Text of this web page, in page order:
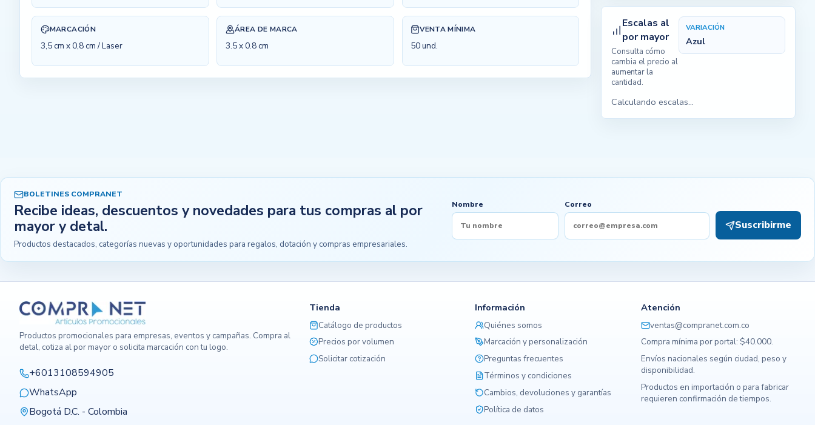
MARCACIÓN
3,5 cm x 0,8 cm / Laser
ÁREA DE MARCA
3.5 x 0.8 cm
VENTA MÍNIMA
50 und.
Escalas al
por mayor
Consulta cómo
cambia el precio al
aumentar la
cantidad.
VARIACIÓN
Azul
Calculando escalas...
BOLETINES COMPRANET
Recibe ideas, descuentos y novedades para tus compras al por
mayor y detal.
Productos destacados, categorías nuevas y oportunidades para regalos, dotación y compras empresariales.
Nombre Correo
Suscribirme
Productos promocionales para empresas, eventos y campañas. Compra al
detal, cotiza al por mayor o solicita marcación con tu logo.
+6013108594905
WhatsApp
Bogotá D.C. - Colombia
Tienda
Catálogo de productos
Precios por volumen
Solicitar cotización
Información
Quiénes somos
Marcación y personalización
Preguntas frecuentes
Términos y condiciones
Cambios, devoluciones y garantías
Política de datos
Atención
ventas@compranet.com.co
Compra mínima por portal: $40.000.
Envíos nacionales según ciudad, peso y
disponibilidad.
Productos en importación o para fabricar
requieren confirmación de tiempos.